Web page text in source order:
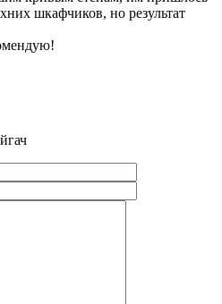
шкафчиков, но результат